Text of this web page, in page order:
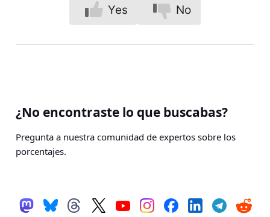
Yes No
¿No encontraste lo que buscabas?
Pregunta a nuestra comunidad de expertos sobre los
porcentajes.